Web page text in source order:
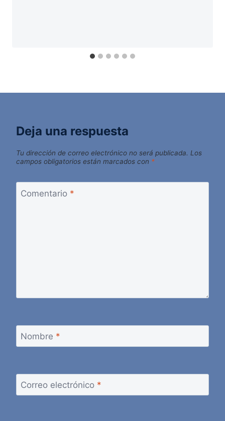
Deja una respuesta
Tu dirección de correo electrónico no será publicada. Los
campos obligatorios están marcados con *
Comentario *
Nombre *
Correo electrónico *